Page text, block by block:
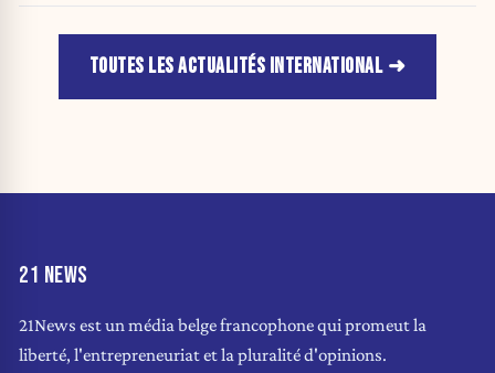
TOUTES LES ACTUALITÉS INTERNATIONAL
21 NEWS
21News est un média belge francophone qui promeut la
liberté, l'entrepreneuriat et la pluralité d'opinions.